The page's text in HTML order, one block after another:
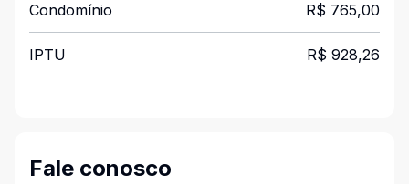
Condomínio R$ 765,00
IPTU R$ 928,26
Fale conosco